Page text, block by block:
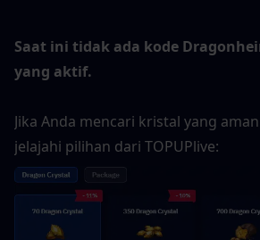
Saat ini tidak ada kode
yang aktif.
Jika Anda mencari kristal yang
jelajahi pilihan dari TOPUPlive: